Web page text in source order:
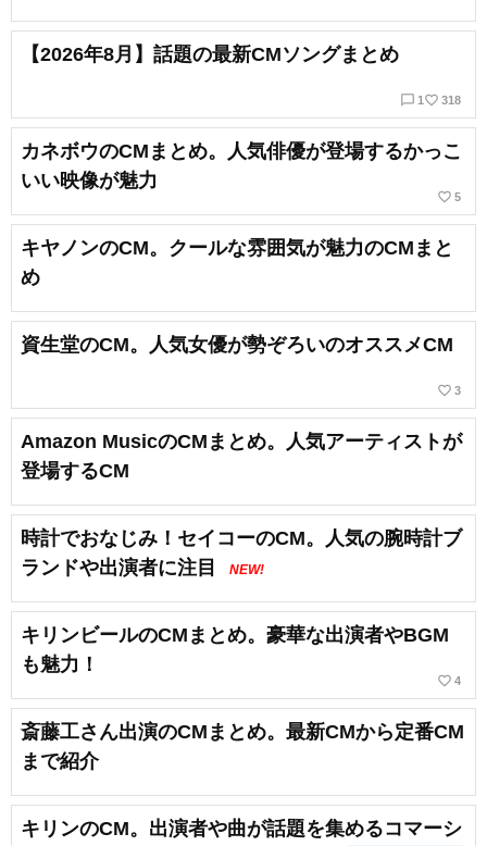
【2026年8月】話題の最新CMソングまとめ
chat_bubble_outline 1favorite_border 318
カネボウのCMまとめ。人気俳優が登場するかっこ
いい映像が魅力
favorite_border 5
キヤノンのCM。クールな雰囲気が魅力のCMまと
め
資生堂のCM。人気女優が勢ぞろいのオススメCM
favorite_border 3
Amazon MusicのCMまとめ。人気アーティストが
登場するCM
時計でおなじみ！セイコーのCM。人気の腕時計ブ
ランドや出演者に注目
NEW!
キリンビールのCMまとめ。豪華な出演者やBGM
も魅力！
favorite_border 4
斎藤工さん出演のCMまとめ。最新CMから定番CM
まで紹介
キリンのCM。出演者や曲が話題を集めるコマーシ